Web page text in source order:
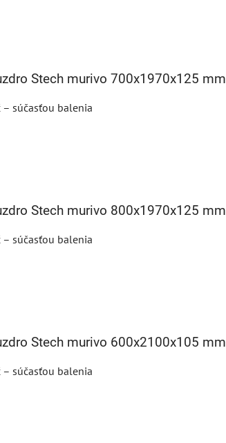
Stech murivo 700x1970x125 mm
súčasťou balenia
Stech murivo 800x1970x125 mm
súčasťou balenia
Stech murivo 600x2100x105 mm
súčasťou balenia